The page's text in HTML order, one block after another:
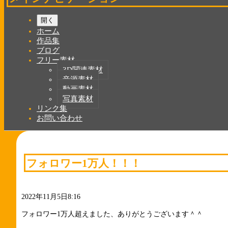
開く
ホーム
作品集
ブログ
フリー素材
3D関連素材
音源素材
動画素材
写真素材
リンク集
お問い合わせ
フォロワー1万人！！！
2022年11月5日8:16
フォロワー1万人超えました、ありがとうございます＾＾